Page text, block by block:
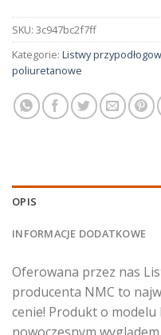
SKU: 3c947bc2f7ff
Kategorie: Listwy
poliuretanowe
OPIS
INFORMACJE DODATKOWE
Oferowana przez nas
producenta NMC to
cenie! Produkt o modelu